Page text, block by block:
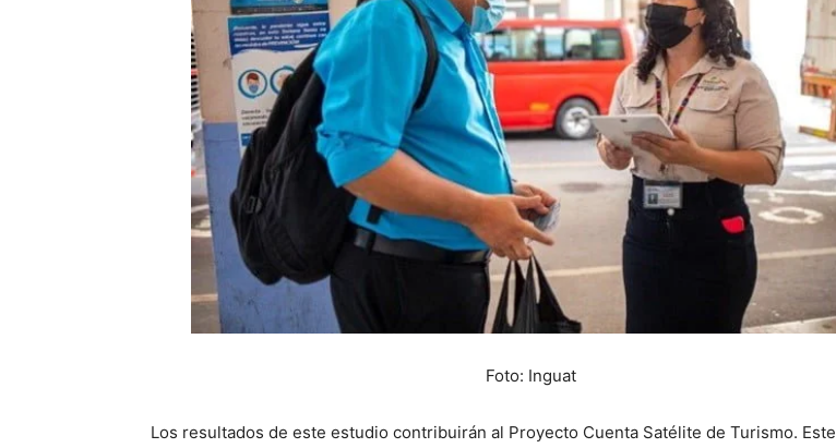
Foto: Inguat
Los resultados de este estudio contribuirán al Proyecto Cuenta Satélite de Turismo.